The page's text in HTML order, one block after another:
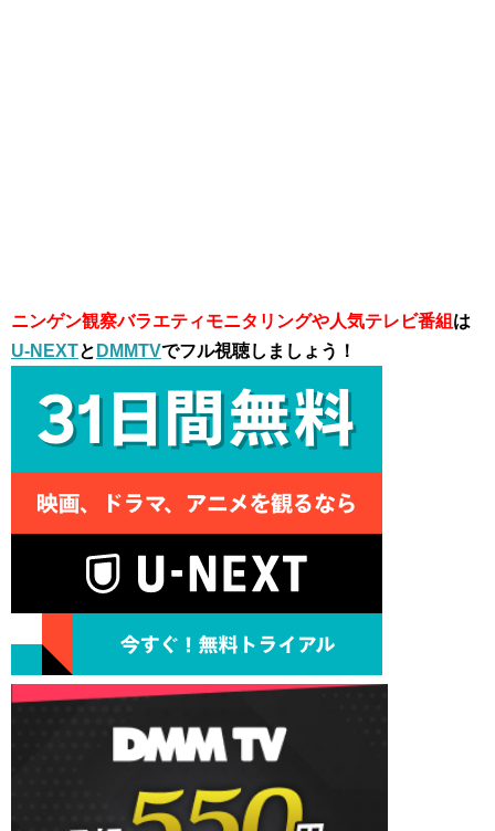
ニンゲン観察バラエティモニタリングや人気テレビ番組 は
U-NEXTと DMMTVでフル視聴しましょう！